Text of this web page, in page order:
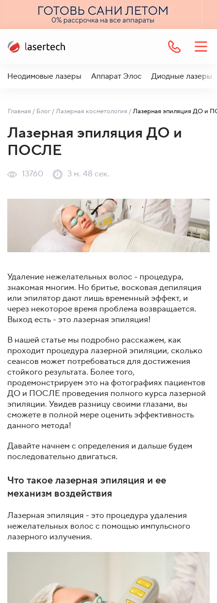
Неодимовые лазеры Аппарат Элос Диодные лазеры
Главная / Блог /Лазерная косметология /Лазерная эпиляция ДО и
Лазерная эпиляция ДО и
ПОСЛЕ
13760 3 м. 48 сек.
Удаление нежелательных волос - процедура,
знакомая многим. Но бритье, восковая депиляция
или эпилятор дают лишь временный эффект, и
через некоторое время проблема возвращается.
Выход есть - это лазерная эпиляция!
В нашей статье мы подробно расскажем, как
проходит процедура лазерной эпиляции, сколько
сеансов может потребоваться для достижения
стойкого результата. Более того,
продемонстрируем это на фотографиях пациентов
ДО и ПОСЛЕ проведения полного курса лазерной
эпиляции. Увидев разницу своими глазами, вы
сможете в полной мере оценить эффективность
данного метода!
Давайте начнем с определения и дальше будем
последовательно двигаться.
Что такое лазерная эпиляция и ее
механизм воздействия
Лазерная эпиляция - это процедура удаления
нежелательных волос с помощью импульсного
лазерного излучения.